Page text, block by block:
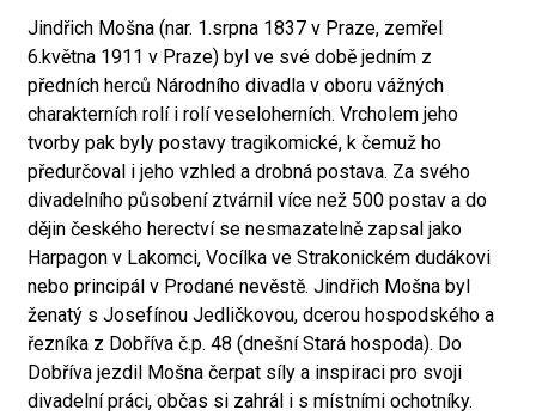
Jindřich Mošna (nar. 1.srpna 1837 v Praze, zemřel
6.května 1911 v Praze) byl ve své době jedním z
předních herců Národního divadla v oboru vážných
charakterních rolí i rolí veseloherních. Vrcholem jeho
tvorby pak byly postavy tragikomické, k čemuž ho
předurčoval i jeho vzhled a drobná postava. Za svého
divadelního působení ztvárnil více než 500 postav a do
dějin českého herectví se nesmazatelně zapsal jako
Harpagon v Lakomci, Vocílka ve Strakonickém dudákovi
nebo principál v Prodané nevěstě. Jindřich Mošna byl
ženatý s Josefínou Jedličkovou, dcerou hospodského a
řezníka z Dobříva č.p. 48 (dnešní Stará hospoda). Do
Dobříva jezdil Mošna čerpat síly a inspiraci pro svoji
divadelní práci, občas si zahrál i s místními ochotníky.